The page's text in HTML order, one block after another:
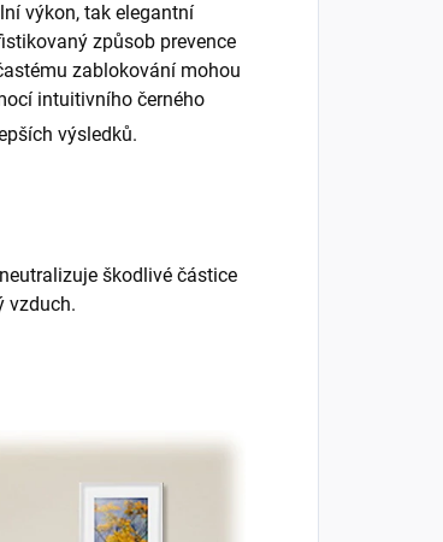
výkon, tak elegantní
způsob prevence
zablokování mohou
intuitivního černého
výsledků.
škodlivé částice
vzduch.